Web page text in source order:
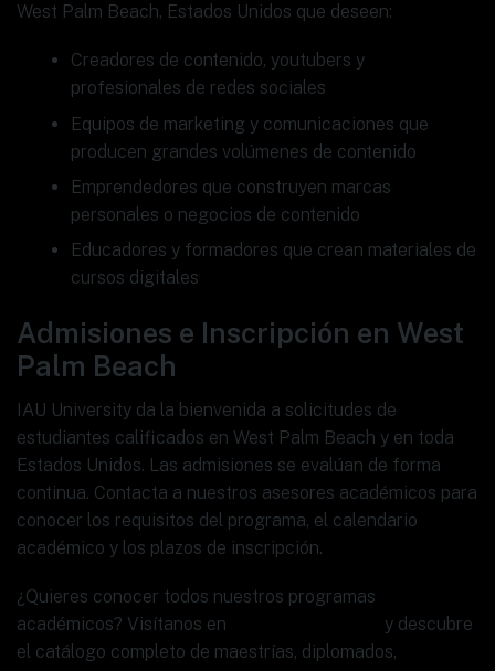
West Palm Beach, Estados Unidos que deseen:
Creadores de contenido, youtubers y
profesionales de redes sociales
Equipos de marketing y comunicaciones que
producen grandes volúmenes de contenido
Emprendedores que construyen marcas
personales o negocios de contenido
Educadores y formadores que crean materiales de
cursos digitales
Admisiones e Inscripción en West
Palm Beach
IAU University da la bienvenida a solicitudes de
estudiantes calificados en West Palm Beach y en toda
Estados Unidos. Las admisiones se evalúan de forma
continua. Contacta a nuestros asesores académicos para
conocer los requisitos del programa, el calendario
académico y los plazos de inscripción.
¿Quieres conocer todos nuestros programas
académicos? Visítanos en
y descubre
el catálogo completo de maestrías, diplomados,